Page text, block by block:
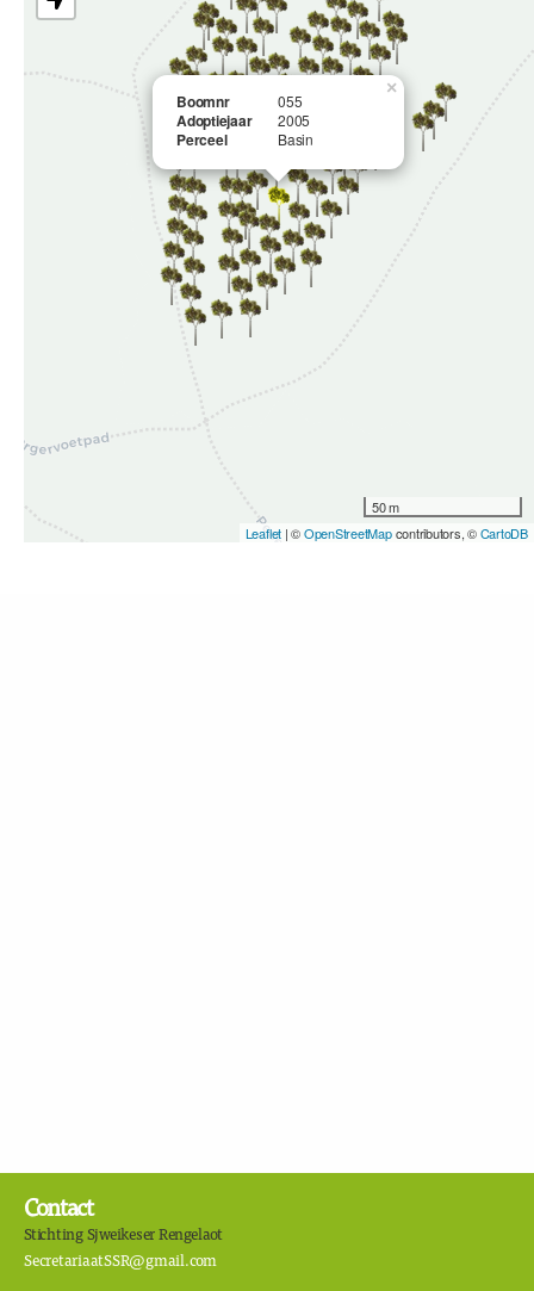
Boomnr 055
Adoptiejaar 2005
Perceel Basin
×
50 m
Leaflet | ©OpenStreetMapcontributors, ©CartoDB
Contact
Stichting Sjweikeser Rengelaot
SecretariaatSSR@gmail.com